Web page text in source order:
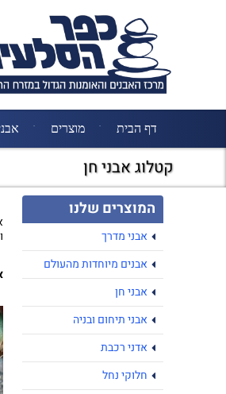
דף הבית מוצרים
קטלוג אבני חן
המוצרים שלנו
אבני מדרך
אבנים מיוחדות מהעולם
אבני חן
אבני תיחום ובניה
אדני רכבת
חלוקי נחל